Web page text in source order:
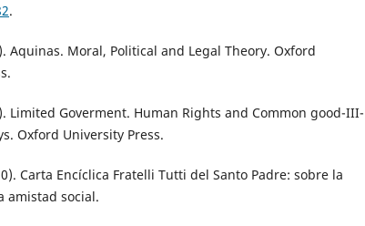
.
Aquinas. Moral, Political and Legal Theory. Oxford
Limited Goverment. Human Rights and Common good-III-
Oxford University Press.
Carta Encíclica Fratelli Tutti del Santo Padre: sobre la
amistad social.